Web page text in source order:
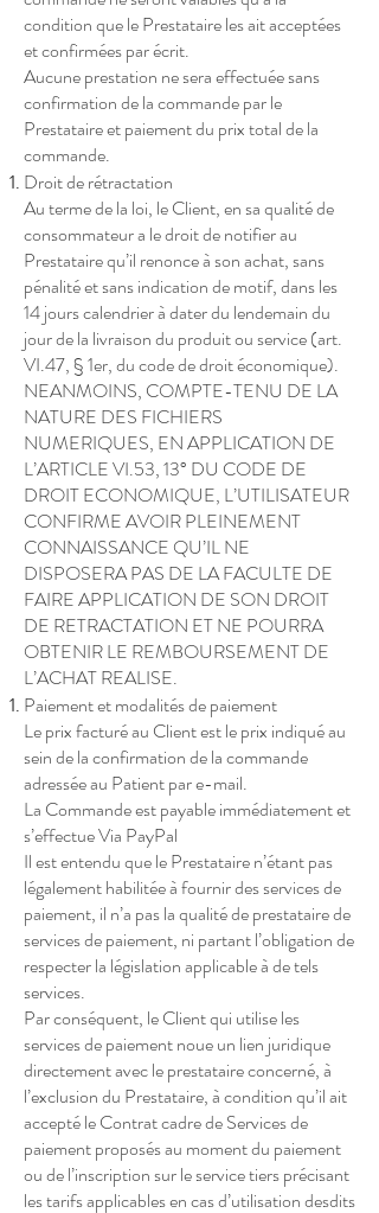
condition que le Prestataire les ait acceptées
et confirmées par écrit.
Aucune prestation ne sera effectuée sans
confirmation de la commande par le
Prestataire et paiement du prix total de la
commande.
Droit de rétractation
Au terme de la loi, le Client, en sa qualité de
consommateur a le droit de notifier au
Prestataire qu’il renonce à son achat, sans
pénalité et sans indication de motif, dans les
14 jours calendrier à dater du lendemain du
jour de la livraison du produit ou service (art.
VI.47, § 1er, du code de droit économique).
NEANMOINS, COMPTE-TENU DE LA
NATURE DES FICHIERS
NUMERIQUES, EN APPLICATION DE
L’ARTICLE VI.53, 13° DU CODE DE
DROIT ECONOMIQUE, L’UTILISATEUR
CONFIRME AVOIR PLEINEMENT
CONNAISSANCE QU’IL NE
DISPOSERA PAS DE LA FACULTE DE
FAIRE APPLICATION DE SON DROIT
DE RETRACTATION ET NE POURRA
OBTENIR LE REMBOURSEMENT DE
L’ACHAT REALISE.
Paiement et modalités de paiement
Le prix facturé au Client est le prix indiqué au
sein de la confirmation de la commande
adressée au Patient par e-mail.
La Commande est payable immédiatement et
s’effectue Via PayPal
Il est entendu que le Prestataire n’étant pas
légalement habilitée à fournir des services de
paiement, il n’a pas la qualité de prestataire de
services de paiement, ni partant l’obligation de
respecter la législation applicable à de tels
services.
Par conséquent, le Client qui utilise les
services de paiement noue un lien juridique
directement avec le prestataire concerné, à
l’exclusion du Prestataire, à condition qu’il ait
accepté le Contrat cadre de Services de
paiement proposés au moment du paiement
ou de l’inscription sur le service tiers précisant
les tarifs applicables en cas d’utilisation desdits